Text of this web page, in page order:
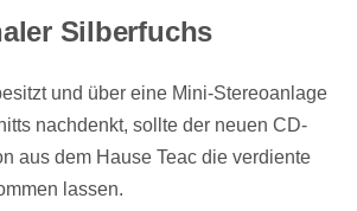
Silberfuchs
und über eine Mini-Stereoanlage
nachdenkt, sollte der neuen CD-
aus dem Hause Teac die verdiente
lassen.